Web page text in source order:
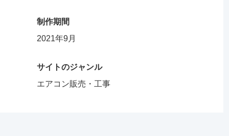
制作期間
2021年9月
サイトのジャンル
エアコン販売・工事